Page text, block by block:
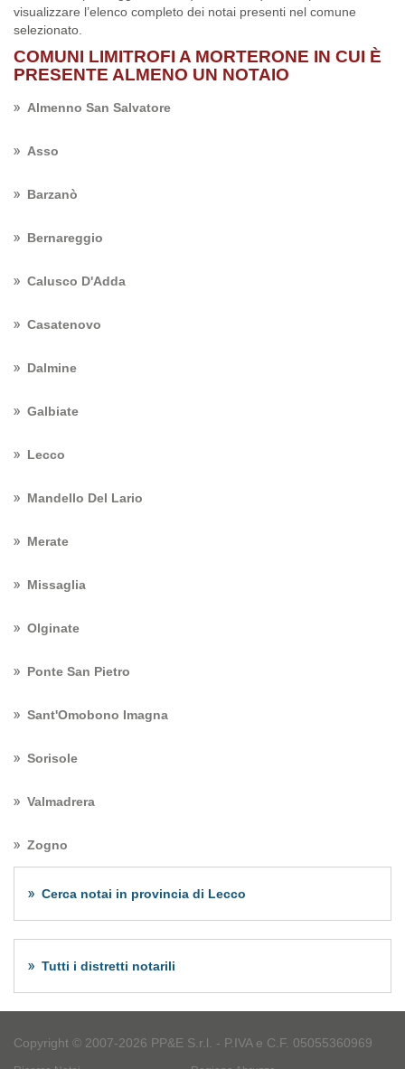
visualizzare l’elenco completo dei notai presenti nel comune
selezionato.
COMUNI LIMITROFI A MORTERONE IN CUI È
PRESENTE ALMENO UN NOTAIO
Almenno San Salvatore
Asso
Barzanò
Bernareggio
Calusco D'Adda
Casatenovo
Dalmine
Galbiate
Lecco
Mandello Del Lario
Merate
Missaglia
Olginate
Ponte San Pietro
Sant'Omobono Imagna
Sorisole
Valmadrera
Zogno
Cerca notai in provincia di Lecco
Tutti i distretti notarili
Copyright © 2007-2026 PP&E S.r.l. - P.IVA e C.F. 05055360969